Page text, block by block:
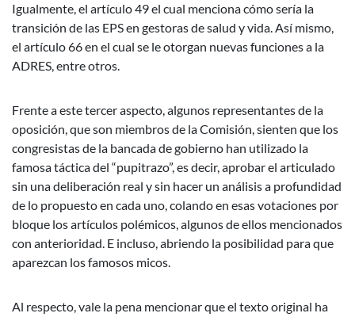
Igualmente, el artículo 49 el cual menciona cómo sería la
transición de las EPS en gestoras de salud y vida. Así mismo,
el artículo 66 en el cual se le otorgan nuevas funciones a la
ADRES, entre otros.
Frente a este tercer aspecto, algunos representantes de la
oposición, que son miembros de la Comisión, sienten que los
congresistas de la bancada de gobierno han utilizado la
famosa táctica del “pupitrazo”, es decir, aprobar el articulado
sin una deliberación real y sin hacer un análisis a profundidad
de lo propuesto en cada uno, colando en esas votaciones por
bloque los artículos polémicos, algunos de ellos mencionados
con anterioridad. E incluso, abriendo la posibilidad para que
aparezcan los famosos micos.
Al respecto, vale la pena mencionar que el texto original ha